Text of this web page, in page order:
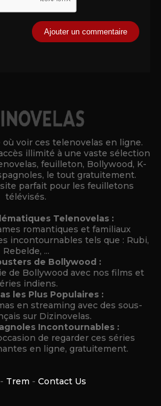
où voir ces telenovelas en ligne.
illimité à une vaste sélection
feuilleton, Bollywood, K-
le tout gratuitement.
parfait pour les feuilletons
télévisés.
Telenovelas :
romantiques et familiaux
incontournables tels que : Rubi,
Rebelde, ...
de Bollywood :
de Bollywood avec nos films et
indiens.
les Plus Populaires :
en streaming avec des sous-
sur Dizinovelas.
Incontournables :
de regarder ces séries
en ligne, gratuitement.
- Trem - Contact Us